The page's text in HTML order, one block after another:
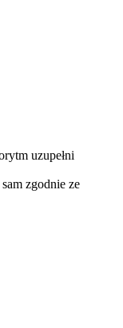
uzupełni
zgodnie ze